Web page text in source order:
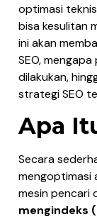
optimasi
bisa kesulitan
ini akan
SEO,
dilakukan,
strategi SEO
Apa
Secara
mengoptimasi
mesin pencari
mengindeks